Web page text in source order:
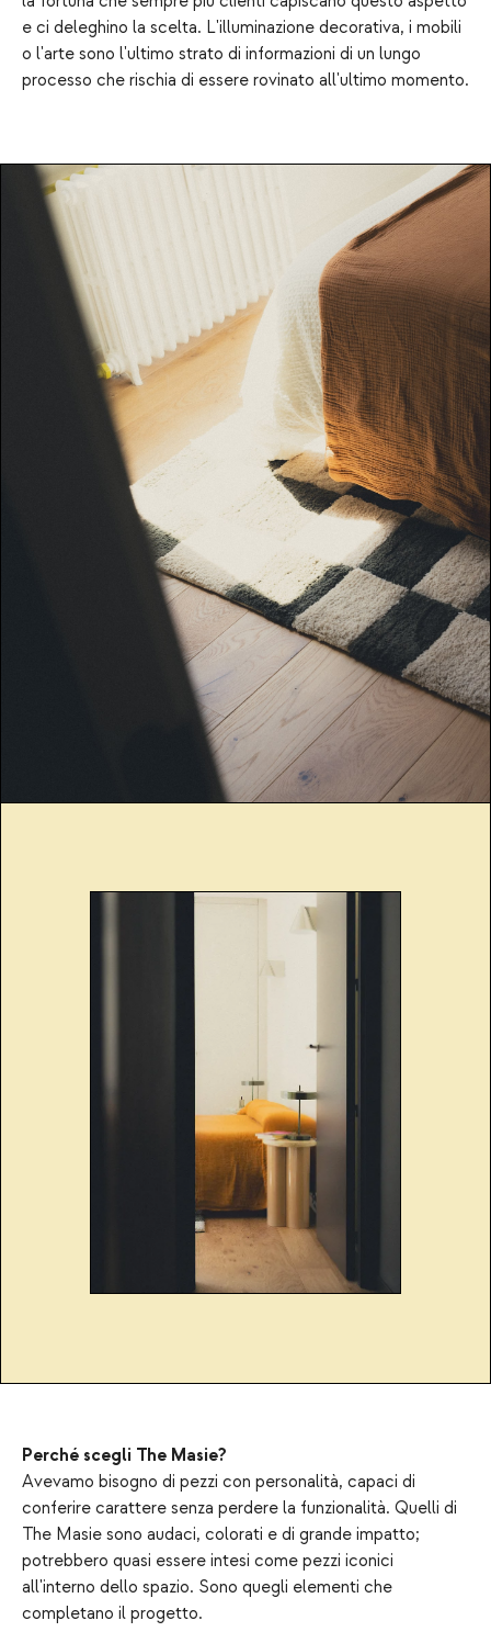
e ci deleghino la scelta. L'illuminazione decorativa, i mobili
o l'arte sono l'ultimo strato di informazioni di un lungo
processo che rischia di essere rovinato all'ultimo momento.
Perché scegli The Masie?
Avevamo bisogno di pezzi con personalità, capaci di
conferire carattere senza perdere la funzionalità. Quelli di
The Masie sono audaci, colorati e di grande impatto;
potrebbero quasi essere intesi come pezzi iconici
all'interno dello spazio. Sono quegli elementi che
completano il progetto.